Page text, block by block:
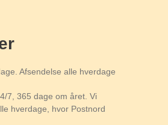
Afsendelse alle hverdage
7, 365 dage om året. Vi
hverdage, hvor Postnord